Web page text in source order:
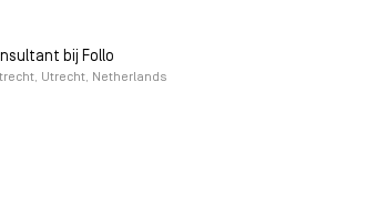
bij Follo
Utrecht, Netherlands